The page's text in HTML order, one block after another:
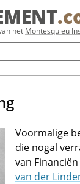
het Montesquieu
Voormalige
die nogal
van
van der